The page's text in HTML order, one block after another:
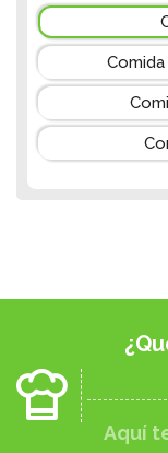
Aquí